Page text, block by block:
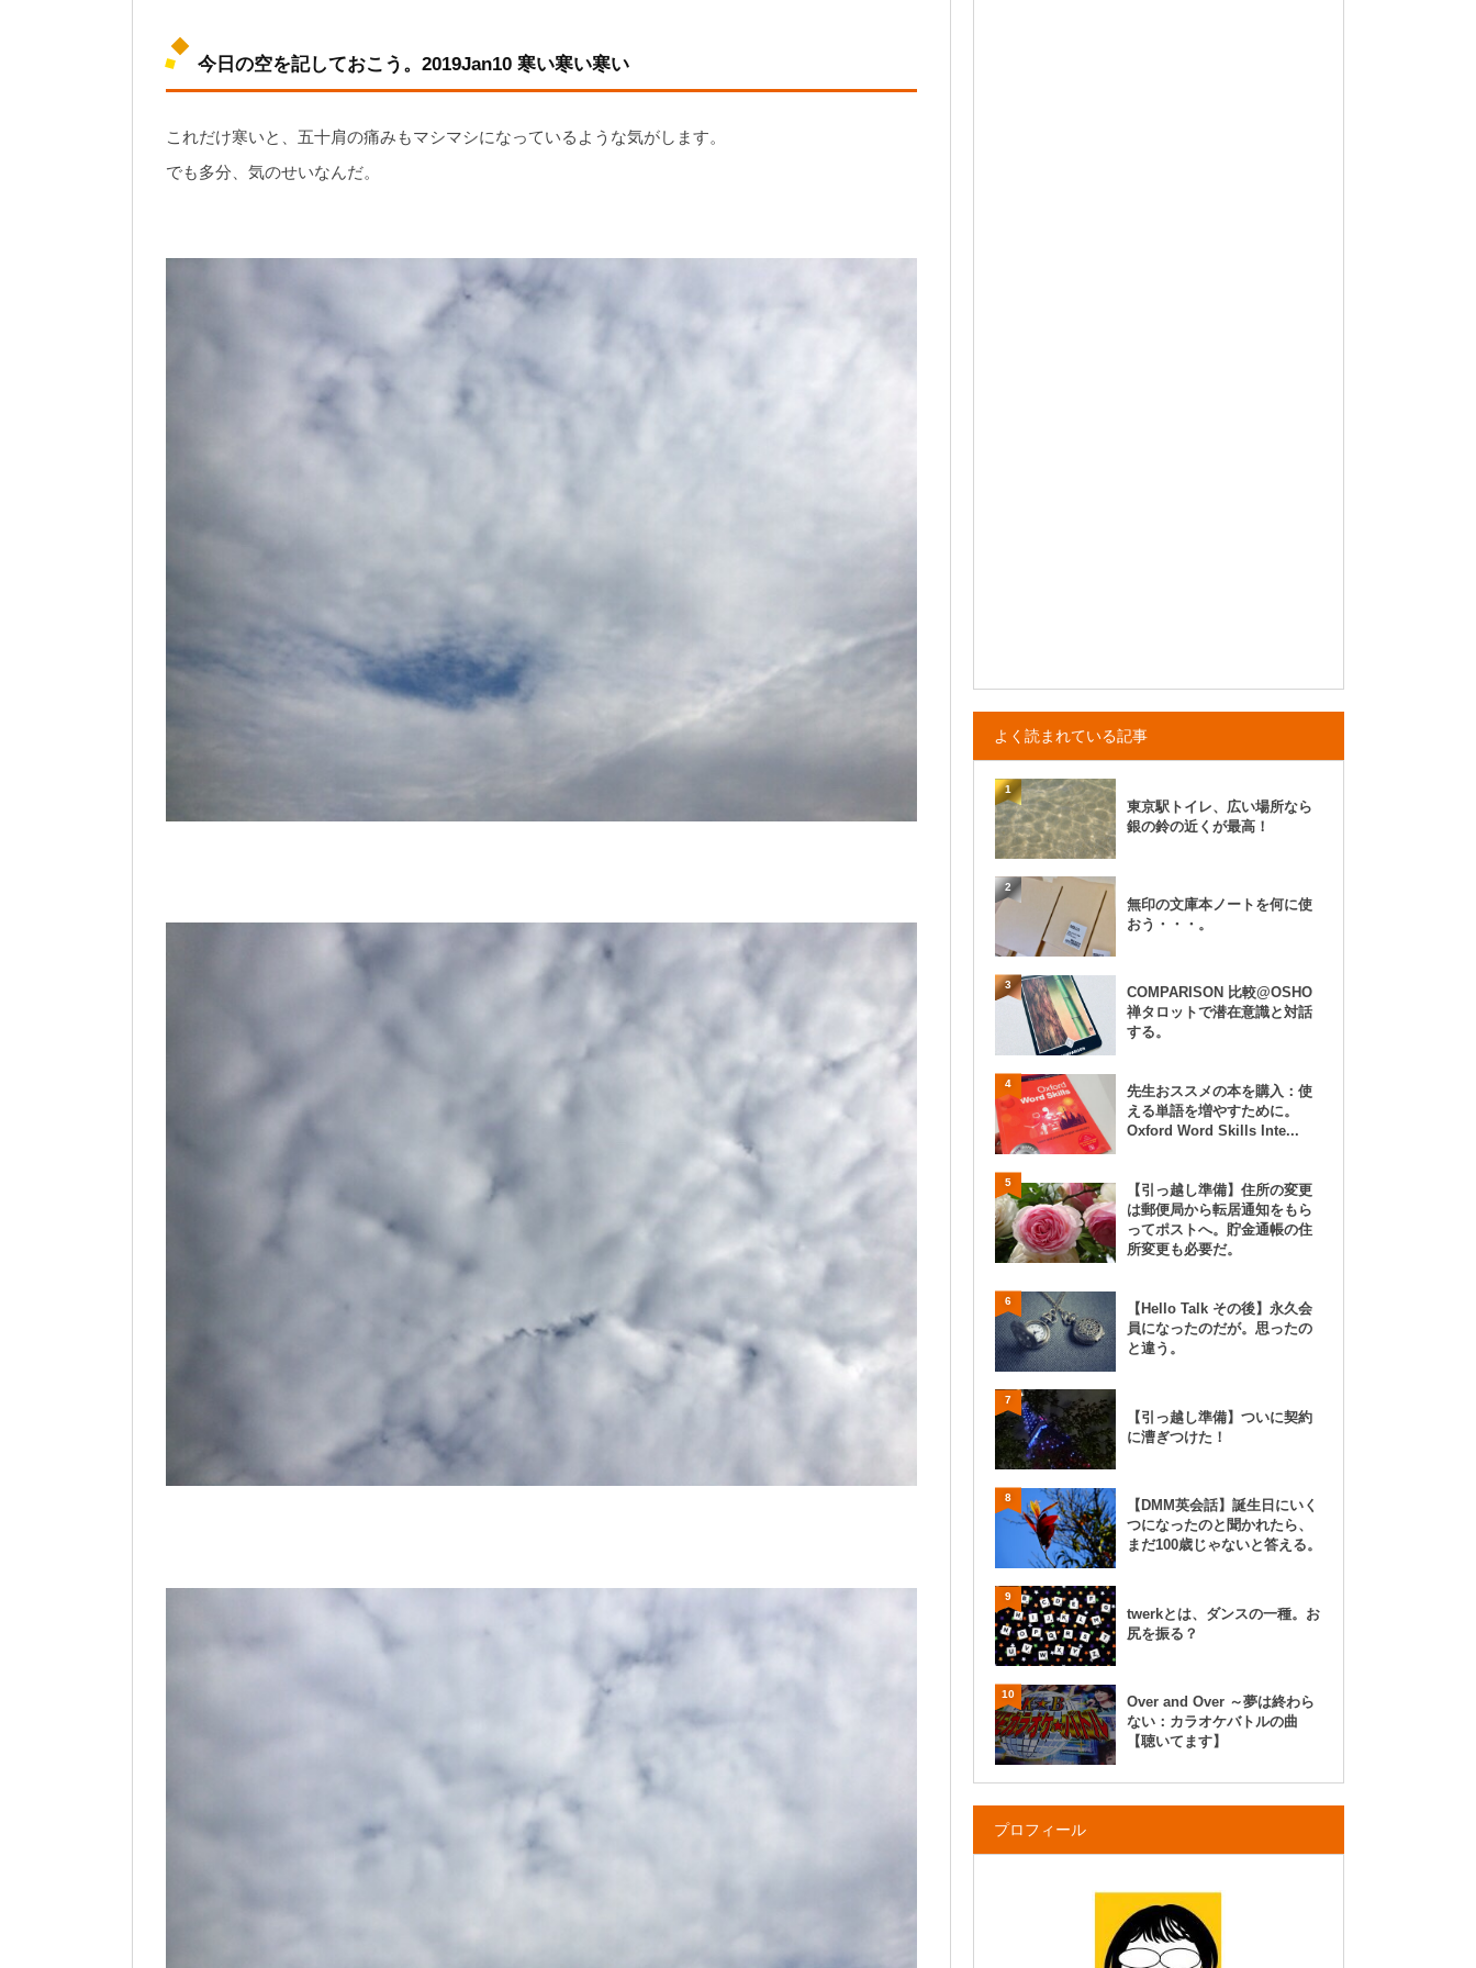
今日の空を記しておこう。2019Jan10 寒い寒い寒い
これだけ寒いと、五十肩の痛みもマシマシになっているような気がします。
でも多分、気のせいなんだ。
よく読まれている記事
1
東京駅トイレ、広い場所なら
銀の鈴の近くが最高！
2
無印の文庫本ノートを何に使
おう・・・。
3
COMPARISON 比較@OSHO
禅タロットで潜在意識と対話
する。
4
先生おススメの本を購入：使
える単語を増やすために。
Oxford Word Skills Inte...
5
【引っ越し準備】住所の変更
は郵便局から転居通知をもら
ってポストへ。貯金通帳の住
所変更も必要だ。
6
【Hello Talk その後】永久会
員になったのだが。思ったの
と違う。
7
【引っ越し準備】ついに契約
に漕ぎつけた！
8
【DMM英会話】誕生日にいく
つになったのと聞かれたら、
まだ100歳じゃないと答える。
9
twerkとは、ダンスの一種。お
尻を振る？
10
Over and Over ～夢は終わら
ない：カラオケバトルの曲
【聴いてます】
プロフィール